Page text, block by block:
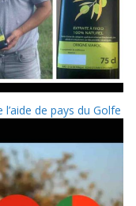
de pays du Golfe